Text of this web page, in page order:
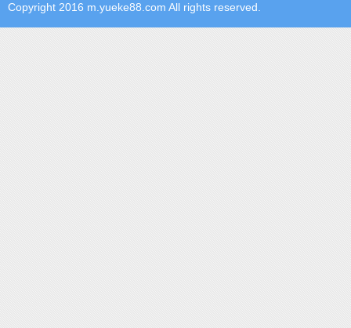
Copyright 2016 m.yueke88.com All rights reserved.